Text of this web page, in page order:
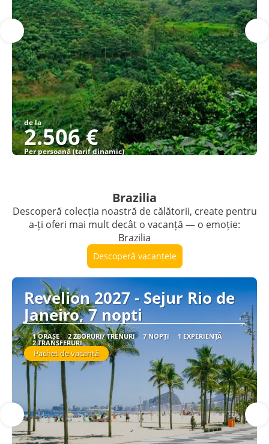
de la
2.506 €
Per persoană (tarif dinamic)
Brazilia
Descoperă colecția noastră de călătorii, create pentru
a-ți oferi mai mult decât o vacanță — o emoție:
Brazilia
Descoperă vacanțele
Revelion 2027 - Sejur Rio de
Janeiro, 7 nopti
1 ORAȘE 2 ZBORURI/ TRENURI 7 NOPȚI 1 EXPERIENȚĂ
2 TRANSFERURI
Pachet de vacanță